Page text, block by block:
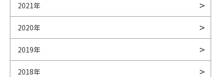
2021年
2020年
2019年
2018年